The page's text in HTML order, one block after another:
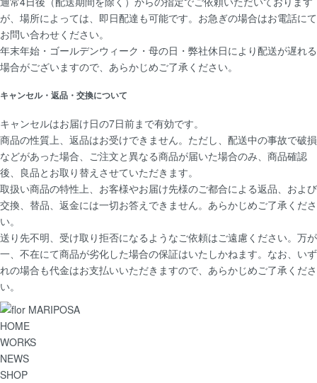
が、場所によっては、即日配達も可能です。お急ぎの場合はお電話にて
お問い合わせください。
年末年始・ゴールデンウィーク・母の日・弊社休日により配送が遅れる
場合がございますので、あらかじめご了承ください。
キャンセル・返品・交換について
キャンセルはお届け日の7日前まで有効です。
商品の性質上、返品はお受けできません。ただし、配送中の事故で破損
などがあった場合、ご注文と異なる商品が届いた場合のみ、商品確認
後、良品とお取り替えさせていただきます。
取扱い商品の特性上、お客様やお届け先様のご都合による返品、および
交換、替品、返金には一切お答えできません。あらかじめご了承くださ
い。
送り先不明、受け取り拒否になるようなご依頼はご遠慮ください。万が
一、不在にて商品が劣化した場合の保証はいたしかねます。なお、いず
れの場合も代金はお支払いいただきますので、あらかじめご了承くださ
い。
HOME
WORKS
NEWS
SHOP